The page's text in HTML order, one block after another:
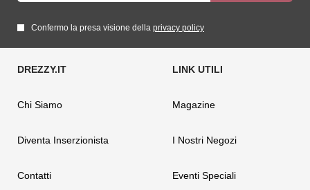
Confermo la presa visione della privacy policy
Chi Siamo
Diventa Inserzionista
Contatti
Magazine
I Nostri Negozi
Eventi Speciali